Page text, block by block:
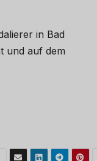
in Bad
und auf dem